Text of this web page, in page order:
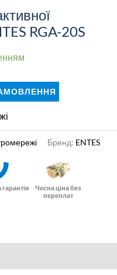
RGA-20S
Бренд: ENTES
Чесна ціна без
переплат